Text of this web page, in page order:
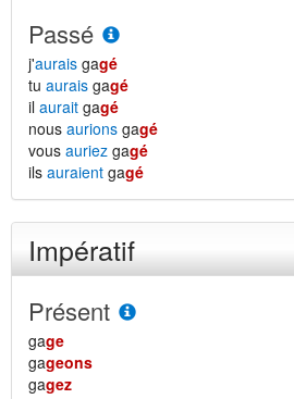
Passé
j'aurais gagé
tu aurais gagé
il aurait gagé
nous aurions gagé
vous auriez gagé
ils auraient gagé
Impératif
Présent
gage
gageons
gagez